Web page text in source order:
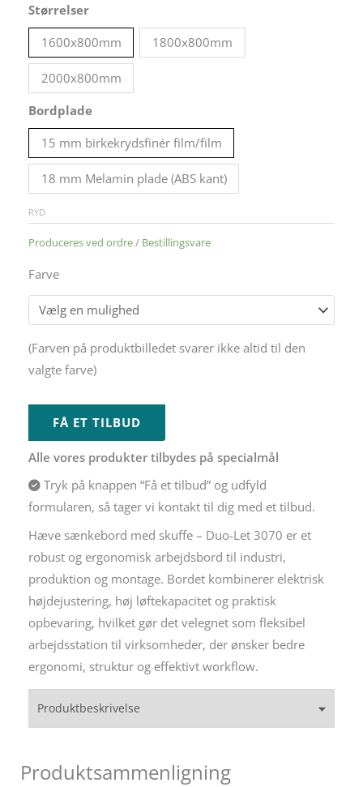
Størrelser
1600x800mm 1800x800mm
2000x800mm
Bordplade
15 mm birkekrydsfinér film/film
18 mm Melamin plade (ABS kant)
RYD
Produceres ved ordre / Bestillingsvare
Farve
Alternative:
(Farven på produktbilledet svarer ikke altid til den
valgte farve)
FÅ ET TILBUD
Alle vores produkter tilbydes på specialmål
Tryk på knappen “Få et tilbud” og udfyld
formularen, så tager vi kontakt til dig med et tilbud.
Hæve sænkebord med skuffe – Duo-Let 3070 er et
robust og ergonomisk arbejdsbord til industri,
produktion og montage. Bordet kombinerer elektrisk
højdejustering, høj løftekapacitet og praktisk
opbevaring, hvilket gør det velegnet som fleksibel
arbejdsstation til virksomheder, der ønsker bedre
ergonomi, struktur og effektivt workflow.
Produktbeskrivelse
Produktsammenligning